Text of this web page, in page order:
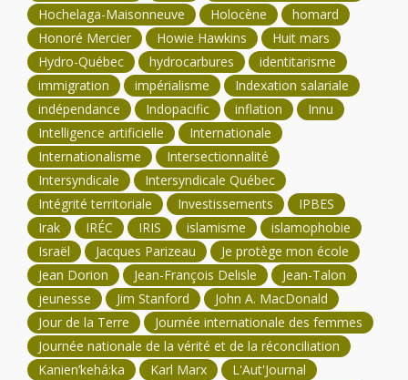
Hochelaga-Maisonneuve
Holocène
homard
Honoré Mercier
Howie Hawkins
Huit mars
Hydro-Québec
hydrocarbures
identitarisme
immigration
impérialisme
Indexation salariale
indépendance
Indopacific inflation
Innu
Intelligence artificielle
Internationale
Internationalisme
Intersectionnalité
Intersyndicale
Intersyndicale Québec
Intégrité territoriale
Investissements
IPBES
Irak
IRÉC IRIS islamisme
islamophobie
Israël
Jacques Parizeau
Je protège mon école
Jean Dorion
Jean-François Delisle
Jean-Talon
jeunesse
Jim Stanford
John A. MacDonald
Jour de la Terre
Journée internationale des femmes
Journée nationale de la vérité et de la réconciliation
Kanien’kehá:ka
Karl Marx
L'Aut'Journal